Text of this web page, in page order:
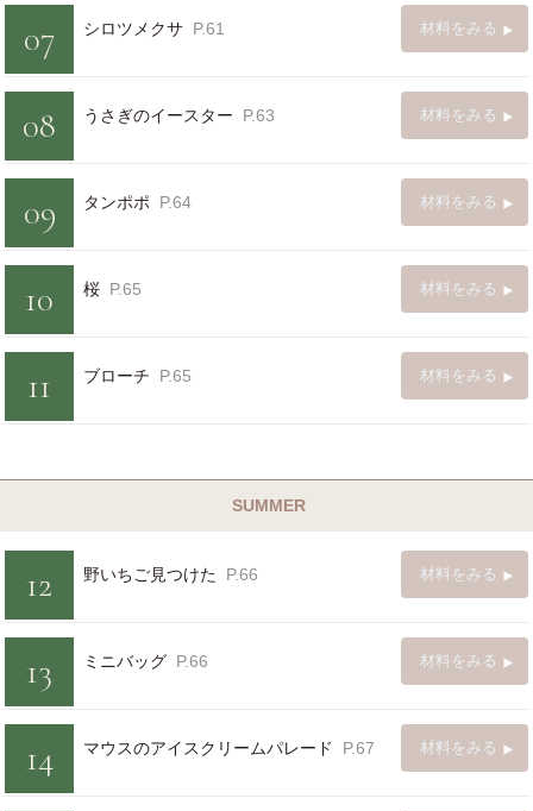
07 シロツメクサ P.61 材料をみる
08 うさぎのイースター P.63 材料をみる
09 タンポポ P.64 材料をみる
10 桜 P.65 材料をみる
11 ブローチ P.65 材料をみる
SUMMER
12 野いちご見つけた P.66 材料をみる
13 ミニバッグ P.66 材料をみる
14 マウスのアイスクリームパレード P.67 材料をみる